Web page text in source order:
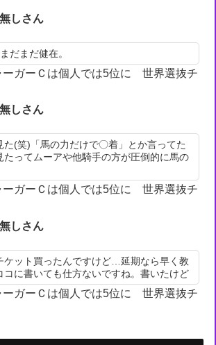
しさん
だまだ健在。
ーガーＣは個人では5位に 世界選抜チ
しさん
た(笑)「馬の力だけで〇着」とか言ってた
たってムーアや他騎手の方が圧倒的に馬の
ーガーＣは個人では5位に 世界選抜チ
しさん
ケット買ったんですけど…延期なら早く教
に書いても仕方ないですね。書いたけど
ーガーＣは個人では5位に 世界選抜チ